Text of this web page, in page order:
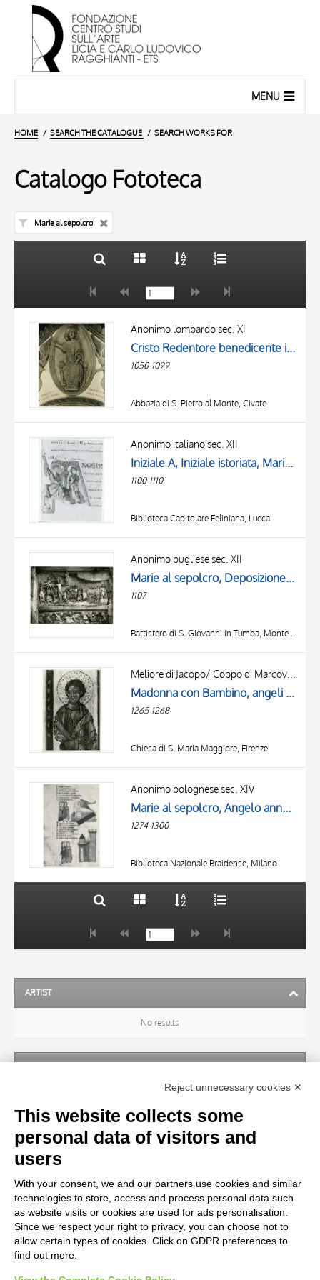
MENU
HOME SEARCH THE CATALOGUE SEARCH WORKS FOR
Catalogo Fototeca
Marie al sepolcro
AUTHOR
LOCATION
20 RESULTS
Anonimo lombardo sec. XI
Cristo Redentore benedicente in mandorla e angeli, Ascensione di Cristo, Angelo della Resurrezione, Cristo crocifisso con la Madonna addolorata, san Giovanni Evangelista, Simbolo di san Matteo Evangelista: angelo, Maria Maddalena, Marie al sepolcro, ...
1050-1099
Abbazia di S. Pietro al Monte, Civate
Anonimo italiano sec. XII
Iniziale A, Iniziale istoriata, Marie al sepolcro, Angelo annuncia la Resurrezione alle pie donne, Finte architetture
1100-1110
Biblioteca Capitolare Feliniana, Lucca
Anonimo pugliese sec. XII
Marie al sepolcro, Deposizione di Cristo dalla croce, Soldato che raccoglie i chiodi, Cattura di Cristo, Cristo risorto
1107
Battistero di S. Giovanni in Tumba, Monte Sant'Angelo
Madonna con Bambino, angeli e santi, Storie della vita di Maria Vergine, Annunciazione, Marie al sepolcro
1265-1268
Chiesa di S. Maria Maggiore, Firenze
Anonimo bolognese sec. XIV
Marie al sepolcro, Angelo annuncia la Resurrezione alle pie donne
1274-1300
Biblioteca Nazionale Braidense, Milano
TITLE
AUTHOR
OBJECT
20 RESULTS
ARTIST
No results
OBJECT
LOCATION
CENTURY
Reject unnecessary cookies ✕
This website collects some
personal data of visitors and
users
With your consent, we and our partners use cookies and similar
technologies to store, access and process personal data such
as website visits or cookies are used for ads personalisation.
Since we respect your right to privacy, you can choose not to
allow certain types of cookies. Click on GDPR preferences to
find out more.